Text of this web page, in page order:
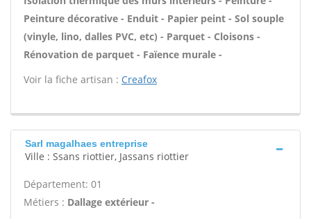
Peinture décorative - Enduit - Papier peint - Sol souple
(vinyle, lino, dalles PVC, etc) - Parquet - Cloisons -
Rénovation de parquet - Faïence murale -
Voir la fiche artisan : Creafox
Sarl magalhaes entreprise
Ville : Ssans riottier, Jassans riottier
Département: 01
Métiers : Dallage extérieur -